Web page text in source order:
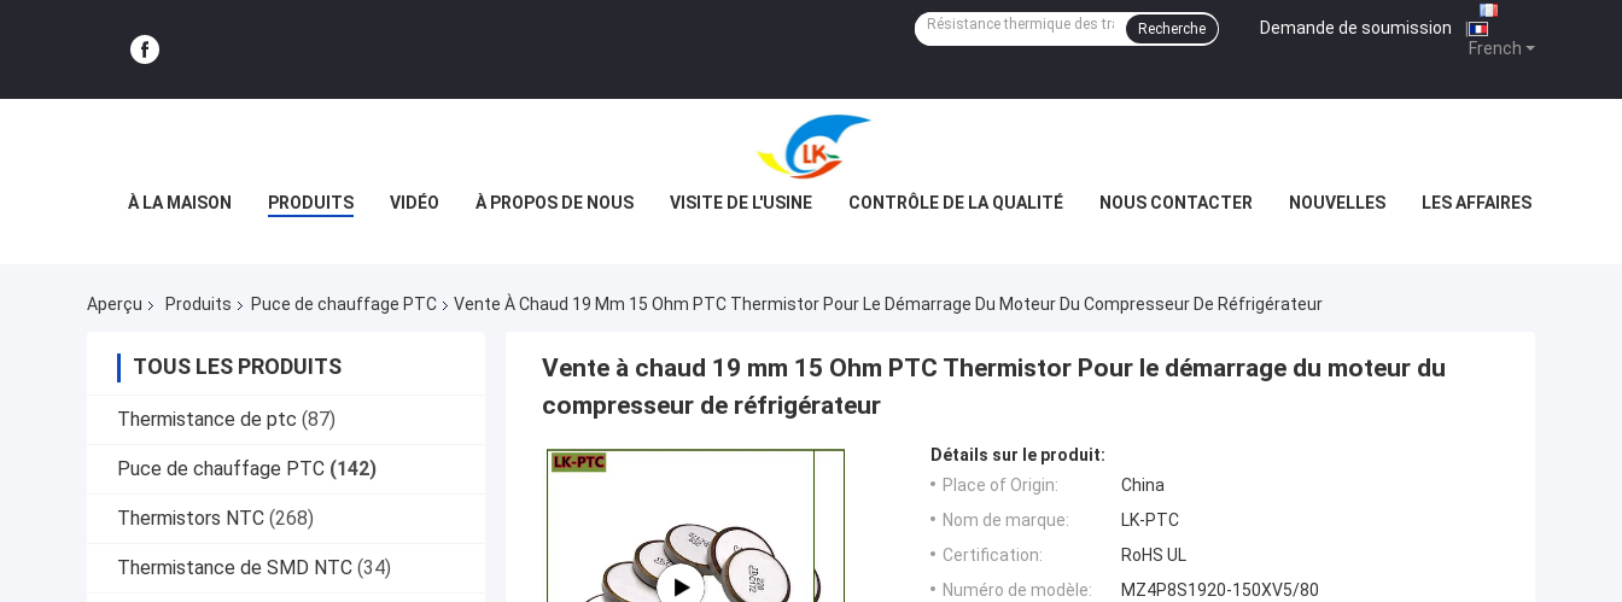
French
Demande de soumission |
Recherche
À LA MAISON PRODUITS VIDÉO À PROPOS DE NOUS VISITE DE L'USINE CONTRÔLE DE LA QUALITÉ NOUS CONTACTER NOUVELLES LES AFFAIRES
Aperçu Produits Puce de chauffage PTC Vente À Chaud 19 Mm 15 Ohm PTC Thermistor Pour Le Démarrage Du Moteur Du Compresseur De Réfrigérateur
TOUS LES PRODUITS
Thermistance de ptc (87)
Puce de chauffage PTC (142)
Thermistors NTC (268)
Thermistance de SMD NTC (34)
Vente à chaud 19 mm 15 Ohm PTC Thermistor Pour le démarrage du moteur du
compresseur de réfrigérateur
Détails sur le produit:
Place of Origin:
China
Nom de marque:
LK-PTC
Certification:
RoHS UL
Numéro de modèle:
MZ4P8S1920-150XV5/80